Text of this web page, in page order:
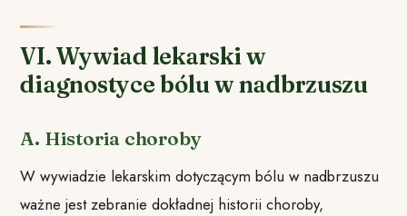
VI. Wywiad lekarski w
diagnostyce bólu w nadbrzuszu
A. Historia choroby
W wywiadzie lekarskim dotyczącym bólu w nadbrzuszu
ważne jest zebranie dokładnej historii choroby,